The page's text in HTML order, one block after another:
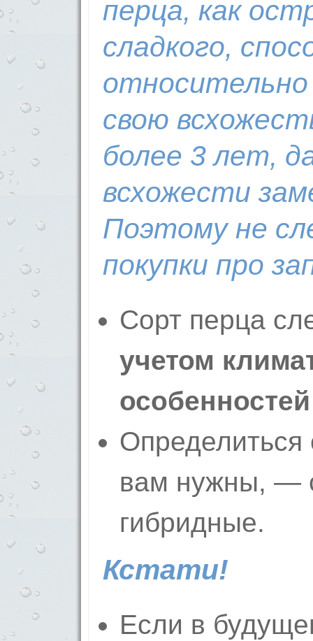
перца, как
сладкого,
свою
более 3 лет,
всхожести
Поэтому не
покупки про
Сорт перца
учетом
Определиться
вам нужны, —
гибридные.
Кстати!
Если в